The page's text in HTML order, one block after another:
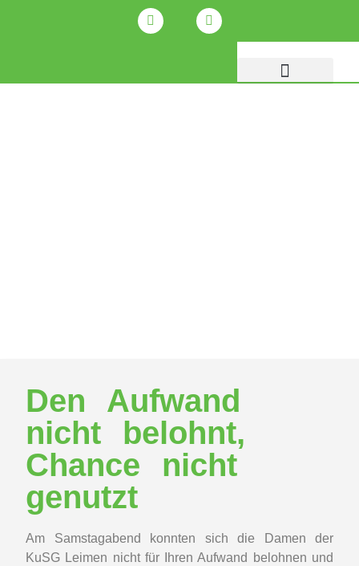
Den Aufwand
nicht belohnt,
Chance nicht
genutzt
Am Samstagabend konnten sich die Damen der
KuSG Leimen nicht für Ihren Aufwand belohnen und